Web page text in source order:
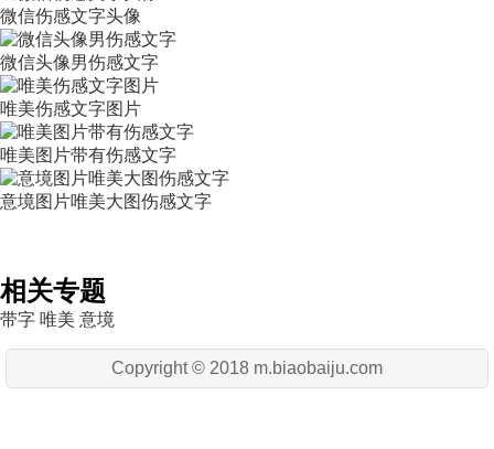
微信伤感文字头像
微信头像男伤感文字
唯美伤感文字图片
唯美图片带有伤感文字
意境图片唯美大图伤感文字
相关专题
带字 唯美 意境
Copyright © 2018 m.biaobaiju.com